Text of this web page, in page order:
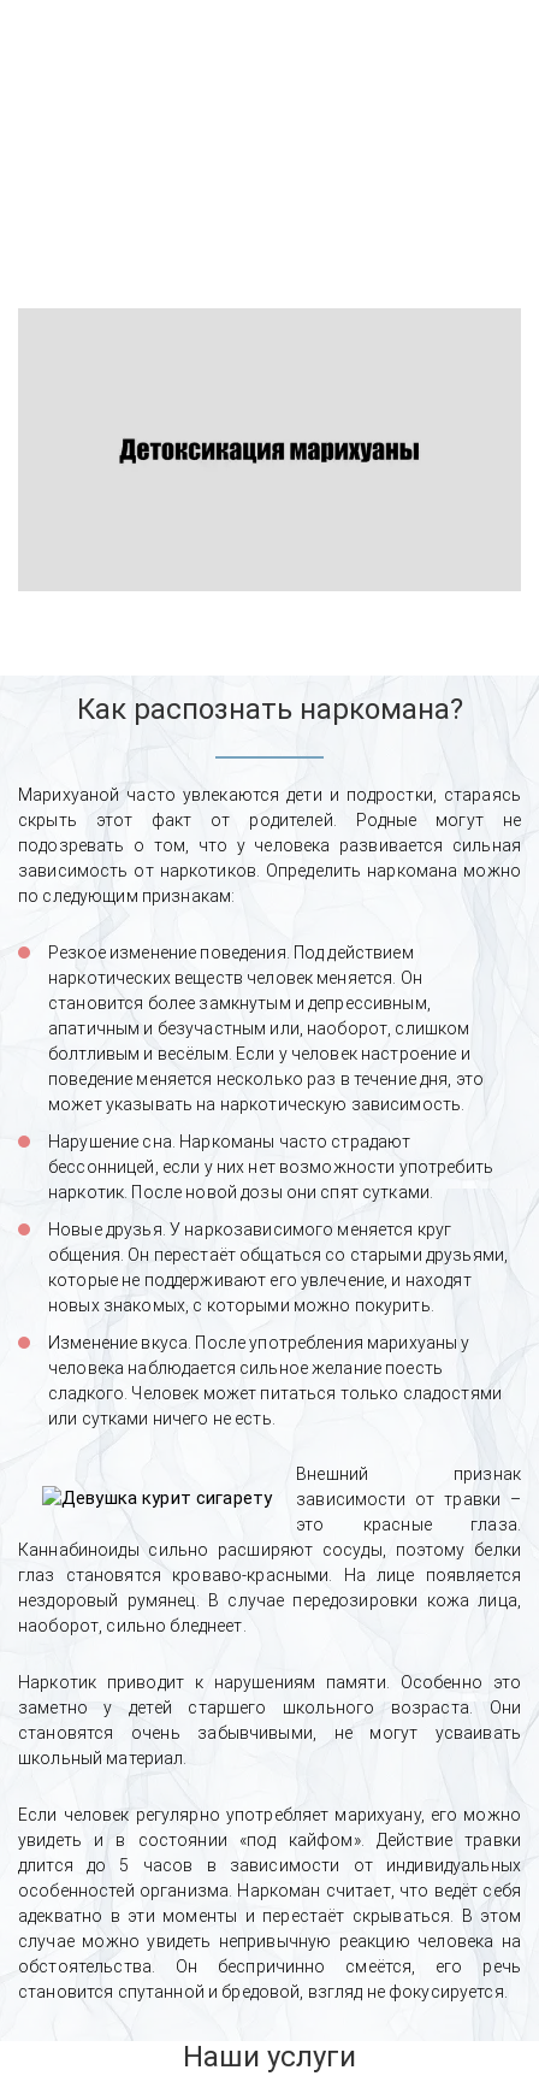
Как распознать наркомана?
Марихуаной часто увлекаются дети и подростки, стараясь
скрыть этот факт от родителей. Родные могут не
подозревать о том, что у человека развивается сильная
зависимость от наркотиков. Определить наркомана можно
по следующим признакам:
Резкое изменение поведения. Под действием
наркотических веществ человек меняется. Он
становится более замкнутым и депрессивным,
апатичным и безучастным или, наоборот, слишком
болтливым и весёлым. Если у человек настроение и
поведение меняется несколько раз в течение дня, это
может указывать на наркотическую зависимость.
Нарушение сна. Наркоманы часто страдают
бессонницей, если у них нет возможности употребить
наркотик. После новой дозы они спят сутками.
Новые друзья. У наркозависимого меняется круг
общения. Он перестаёт общаться со старыми друзьями,
которые не поддерживают его увлечение, и находят
новых знакомых, с которыми можно покурить.
Изменение вкуса. После употребления марихуаны у
человека наблюдается сильное желание поесть
сладкого. Человек может питаться только сладостями
или сутками ничего не есть.
Внешний признак
зависимости от травки –
это красные глаза.
Каннабиноиды сильно расширяют сосуды, поэтому белки
глаз становятся кроваво-красными. На лице появляется
нездоровый румянец. В случае передозировки кожа лица,
наоборот, сильно бледнеет.
Наркотик приводит к нарушениям памяти. Особенно это
заметно у детей старшего школьного возраста. Они
становятся очень забывчивыми, не могут усваивать
школьный материал.
Если человек регулярно употребляет марихуану, его можно
увидеть и в состоянии «под кайфом». Действие травки
длится до 5 часов в зависимости от индивидуальных
особенностей организма. Наркоман считает, что ведёт себя
адекватно в эти моменты и перестаёт скрываться. В этом
случае можно увидеть непривычную реакцию человека на
обстоятельства. Он беспричинно смеётся, его речь
становится спутанной и бредовой, взгляд не фокусируется.
Наши услуги